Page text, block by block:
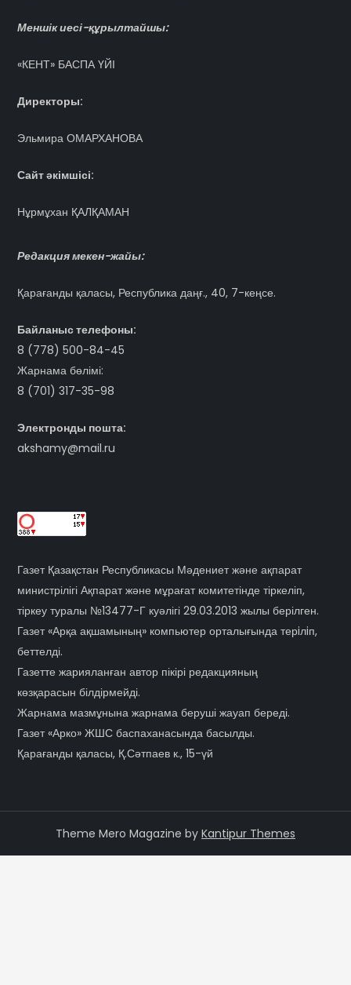
Меншік иесі-құрылтайшы:
«КЕНТ» БАСПА ҮЙІ
Директоры:
Эльмира ОМАРХАНОВА
Сайт әкімшісі:
Нұрмұхан ҚАЛҚАМАН
Редакция мекен-жайы:
Қарағанды қаласы, Республика даңғ., 40, 7-кеңсе.
Байланыс телефоны:
8 (778) 500-84-45
Жарнама бөлімі:
8 (701) 317-35-98
Электронды пошта:
akshamy@mail.ru
Газет Қазақстан Республикасы Мәдениет және ақпарат
министрілігі Ақпарат және мұрағат комитетінде тіркеліп,
тіркеу туралы №13477-Г куәлігі 29.03.2013 жылы берілген.
Газет «Арқа ақшамының» компьютер орталығында терiлiп,
беттелді.
Газетте жарияланған автор пікірі редакцияның
көзқарасын білдірмейді.
Жарнама мазмұнына жарнама беруші жауап береді.
Газет «Арко» ЖШС баспаханасында басылды.
Қарағанды қаласы, Қ.Сәтпаев к., 15-үй
Theme Mero Magazine by Kantipur Themes